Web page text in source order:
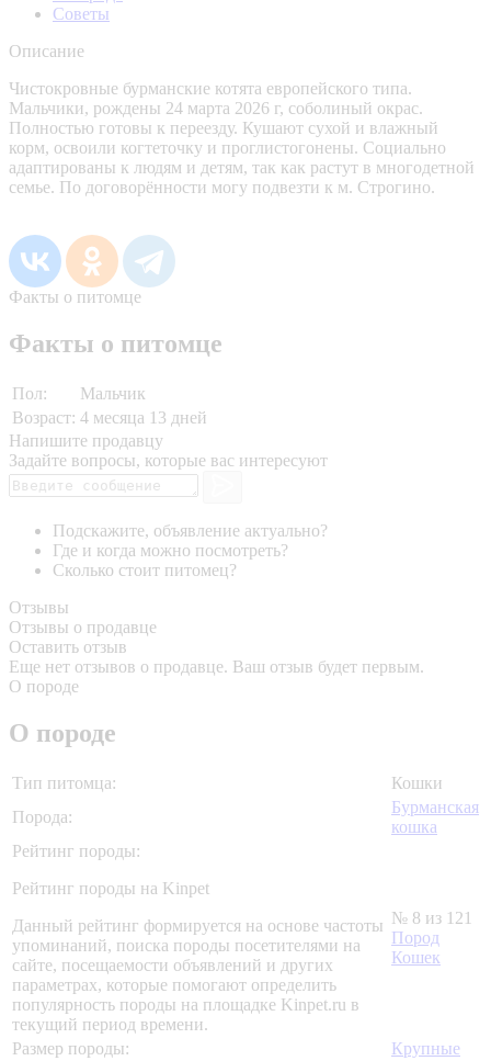
Советы
Описание
Чистокровные бурманские котята европейского типа.
Мальчики, рождены 24 марта 2026 г, соболиный окрас.
Полностью готовы к переезду. Кушают сухой и влажный
корм, освоили когтеточку и проглистогонены. Социально
адаптированы к людям и детям, так как растут в многодетной
семье. По договорённости могу подвезти к м. Строгино.
Факты о питомце
Факты о питомце
Пол:
Мальчик
Возраст: 4 месяца 13 дней
Напишите продавцу
Задайте вопросы, которые вас интересуют
Подскажите, объявление актуально?
Где и когда можно посмотреть?
Сколько стоит питомец?
Отзывы
Отзывы о продавце
Оставить отзыв
Еще нет отзывов о продавце. Ваш отзыв будет первым.
О породе
О породе
Тип питомца:
Кошки
Порода:
Бурманская
кошка
Рейтинг породы:
Рейтинг породы на Kinpet
Данный рейтинг формируется на основе частоты
упоминаний, поиска породы посетителями на
сайте, посещаемости объявлений и других
параметрах, которые помогают определить
популярность породы на площадке Kinpet.ru в
текущий период времени.
№ 8 из 121
Пород
Кошек
Размер породы:
Крупные